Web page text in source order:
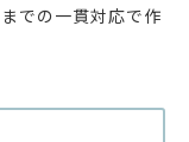
での一貫対応で作